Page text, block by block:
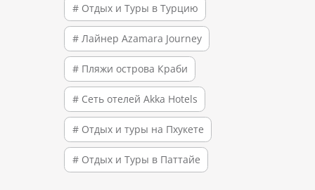
# Отдых и Туры в Турцию
# Лайнер Azamara Journey
# Пляжи острова Краби
# Сеть отелей Akka Hotels
# Отдых и туры на Пхукете
# Отдых и Туры в Паттайе